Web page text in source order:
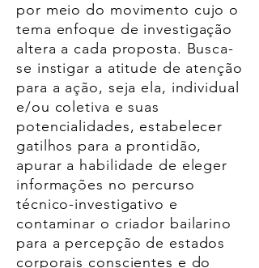
por meio do movimento cujo o
tema enfoque de investigação
altera a cada proposta. Busca-
se instigar a atitude de atenção
para a ação, seja ela, individual
e/ou coletiva e suas
potencialidades, estabelecer
gatilhos para a prontidão,
apurar a habilidade de eleger
informações no percurso
técnico-investigativo e
contaminar o criador bailarino
para a percepção de estados
corporais conscientes e do